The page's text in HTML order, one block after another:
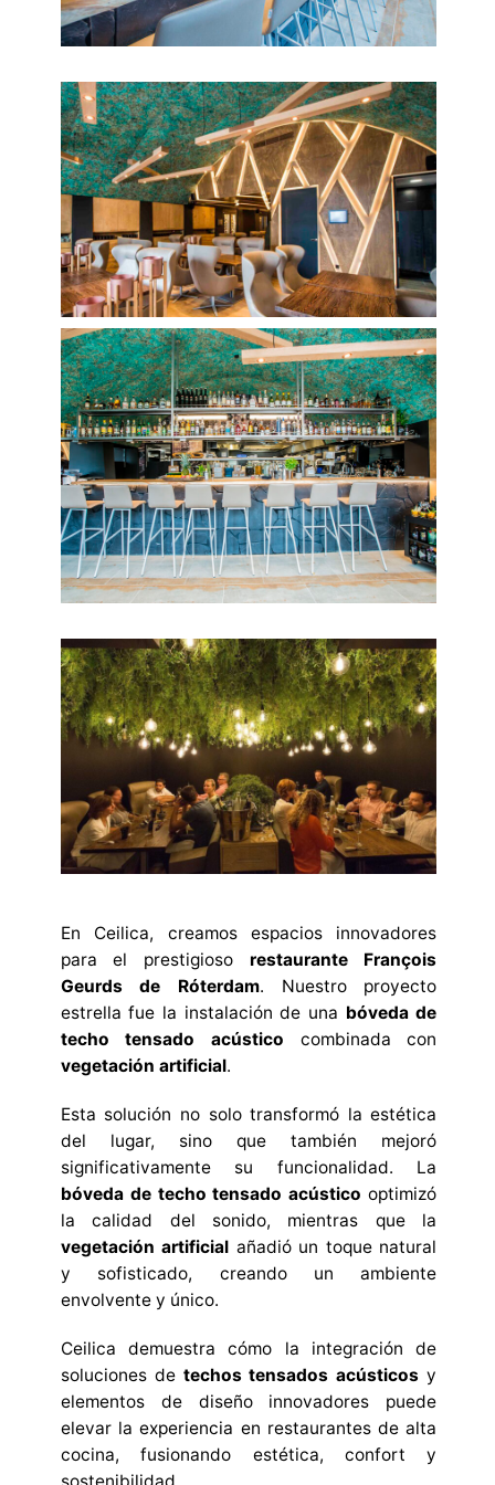
En Ceilica, creamos espacios innovadores
para el prestigioso restaurante François
Geurds de Róterdam. Nuestro proyecto
estrella fue la instalación de una bóveda de
techo tensado acústico combinada con
vegetación artificial.
Esta solución no solo transformó la estética
del lugar, sino que también mejoró
significativamente su funcionalidad. La
bóveda de techo tensado acústico optimizó
la calidad del sonido, mientras que la
vegetación artificial añadió un toque natural
y sofisticado, creando un ambiente
envolvente y único.
Ceilica demuestra cómo la integración de
soluciones de techos tensados acústicos y
elementos de diseño innovadores puede
elevar la experiencia en restaurantes de alta
cocina, fusionando estética, confort y